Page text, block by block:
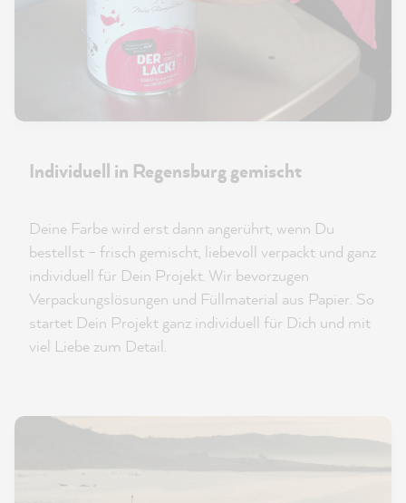
Individuell in Regensburg gemischt
Deine Farbe wird erst dann angerührt, wenn Du
bestellst – frisch gemischt, liebevoll verpackt und ganz
individuell für Dein Projekt. Wir bevorzugen
Verpackungslösungen und Füllmaterial aus Papier. So
startet Dein Projekt ganz individuell für Dich und mit
viel Liebe zum Detail.